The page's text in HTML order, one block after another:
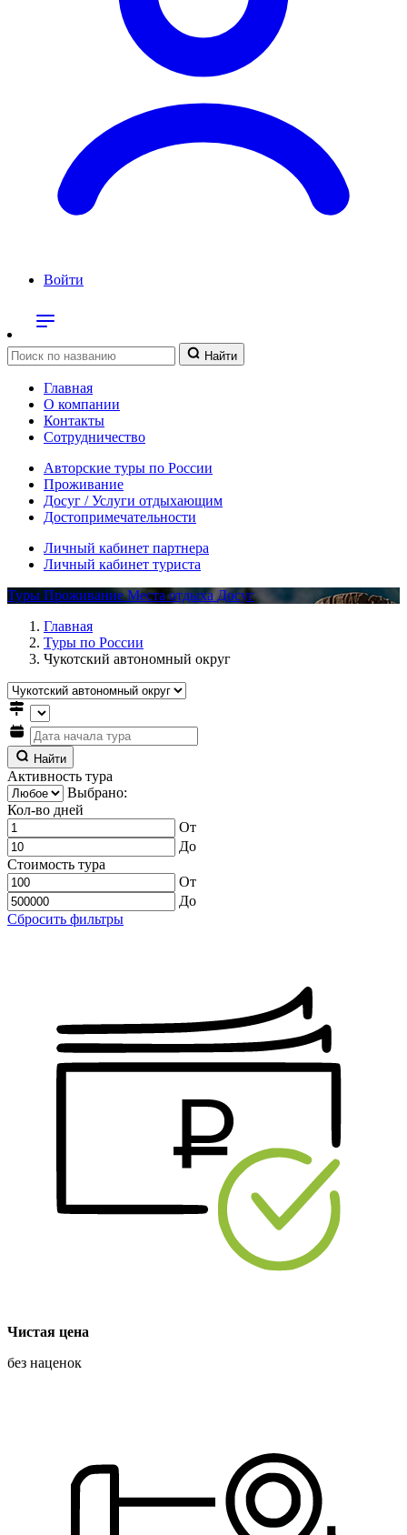
Войти
Найти
Главная
О компании
Контакты
Сотрудничество
Авторские туры по России
Проживание
Досуг / Услуги отдыхающим
Достопримечательности
Личный кабинет партнера
Личный кабинет туриста
Туры ПроживаниеМеста отдыха Досуг
Главная
Туры по России
Чукотский автономный округ
Найти
Активность тура
Выбрано:
Кол-во дней
От
До
Стоимость тура
От
До
Сбросить фильтры
Чистая цена
без наценок